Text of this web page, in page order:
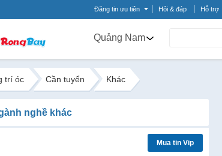
Đăng tin ưu tiên Hỏi & đáp Hỗ trợ
Quảng Nam
trí óc Cần tuyển Khác
nghề khác
Mua tin Vip